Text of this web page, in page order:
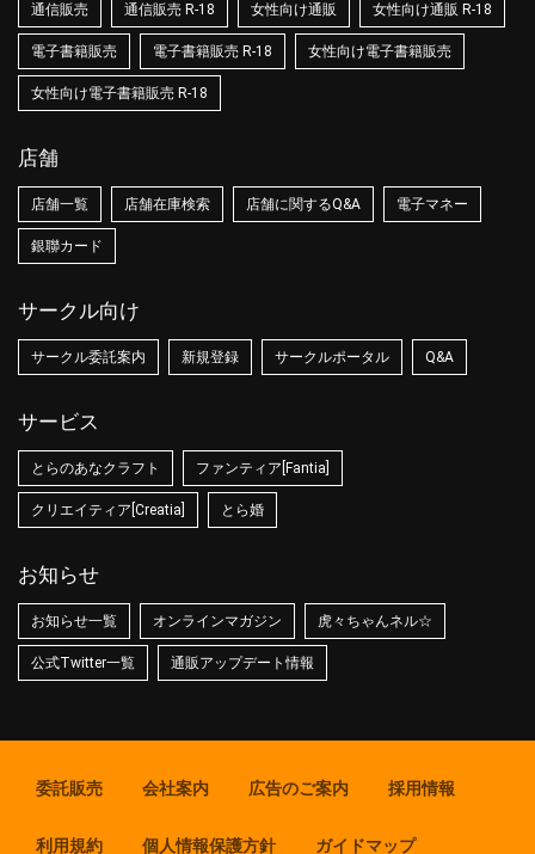
通信販売 通信販売 R-18 女性向け通販 女性向け通販 R-18
電子書籍販売 電子書籍販売 R-18 女性向け電子書籍販売
女性向け電子書籍販売 R-18
店舗
店舗一覧 店舗在庫検索 店舗に関するQ&A 電子マネー
銀聯カード
サークル向け
サークル委託案内 新規登録 サークルポータル Q&A
サービス
とらのあなクラフト ファンティア[Fantia]
クリエイティア[Creatia] とら婚
お知らせ
お知らせ一覧 オンラインマガジン 虎々ちゃんネル☆
公式Twitter一覧 通販アップデート情報
委託販売 会社案内 広告のご案内 採用情報
利用規約 個人情報保護方針 ガイドマップ